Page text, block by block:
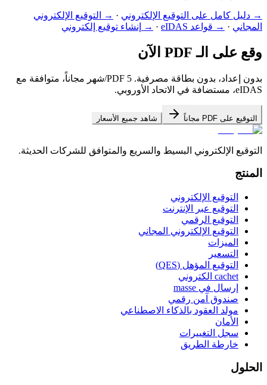
→ دليل كامل على التوقيع الإلكتروني ·
→
التوقيع الإلكتروني
المجاني ·
→ قواعد eIDAS ·
→ إنشاء توقيع إلكتروني
وقع على الـ PDF الآن
بدون إعداد، بدون بطاقة مصرفية. 5 PDF/شهر مجاناً، متوافقة مع
eIDAS، مستضافة في الاتحاد الأوروبي.
التوقيع على PDF مجاناً شاهد جميع الأسعار
التوقيع الإلكتروني البسيط والسريع والمتوافق للشركات الحديثة.
المنتج
التوقيع الإلكتروني
التوقيع عبر الإنترنت
التوقيع الرقمي
التوقيع الإلكتروني المجاني
الميزات
التسعير
التوقيع المؤهل (QES)
cachet الكتروني
إرسال في masse
صندوق آمن رقمي
مولد العقود بالذكاء الاصطناعي
الأمان
سجل التغييرات
خارطة الطريق
الحلول